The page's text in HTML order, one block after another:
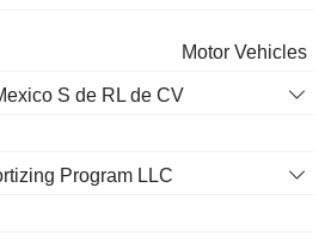
6,87%
9 173 595
Motor Vehicles
S de RL de CV
Program LLC